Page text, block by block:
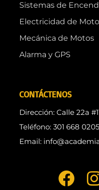
Sistemas de
Electricidad de
Mecánica de Motos
Alarma y GPS
CONTÁCTENOS
Dirección: Calle 22a
Teléfono: 301 668 0205
Email: